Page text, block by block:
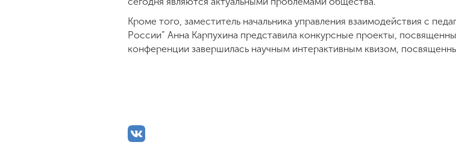
Кроме того, заместитель начальника управления взаимодействия с
России” Анна Карпухина представила конкурсные проекты,
конференции завершилась научным интерактивным квизом,